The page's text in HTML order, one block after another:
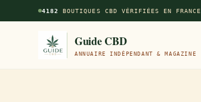
Aller au contenu principal
4182 BOUTIQUES CBD VÉRIFIÉES EN FRANCE
Guide CBD
ANNUAIRE INDÉPENDANT & MAGAZINE